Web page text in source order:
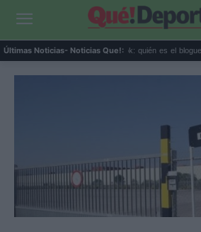
Últimas Noticias- Noticias Que!:
Perez Hilton directo TikTok: quién es el bloguero ...